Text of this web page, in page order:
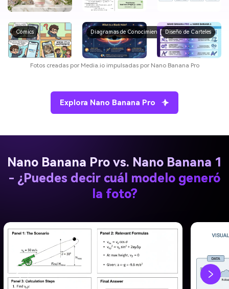
Cómics Diagramas de Conocimiento Diseño de Carteles
Fotos creadas por Media.io impulsadas por Nano Banana Pro
Explora Nano Banana Pro
Nano Banana Pro vs. Nano Banana 1
- ¿Puedes decir cuál modelo generó
la foto?